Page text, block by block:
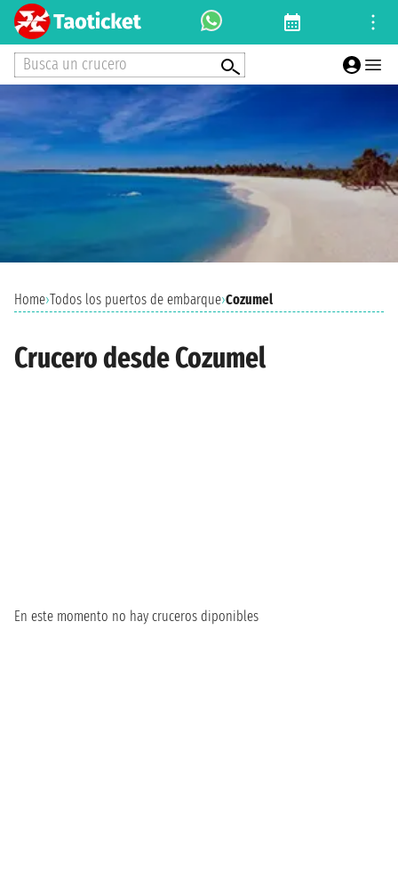
Busca un crucero
Home›Todos los puertos de embarque›Cozumel
Crucero desde Cozumel
En este momento no hay cruceros diponibles